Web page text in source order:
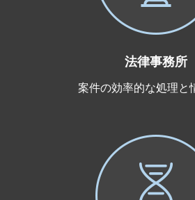
法律事務所
案件の効率的な処理と